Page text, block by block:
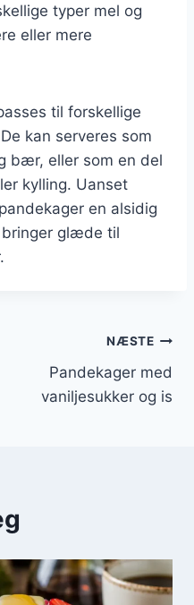
typer mel og
eller mere
til forskellige
kan serveres som
bær, eller som en del
kylling. Uanset
en alsidig
glæde til
NÆSTE
Pandekager med
vaniljesukker og is